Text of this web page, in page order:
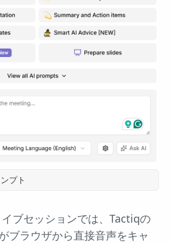
プト
ブセッションでは、Tactiqの
ブラウザから直接音声をキャ